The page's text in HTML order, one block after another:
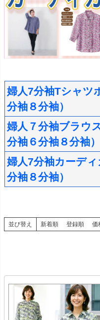
婦人7分袖Tシャツ
分袖８分袖）
婦人７分袖
分袖６分袖８分袖）
婦人7分袖カー
分袖８分袖）
並び替え 新着順 登録順 価